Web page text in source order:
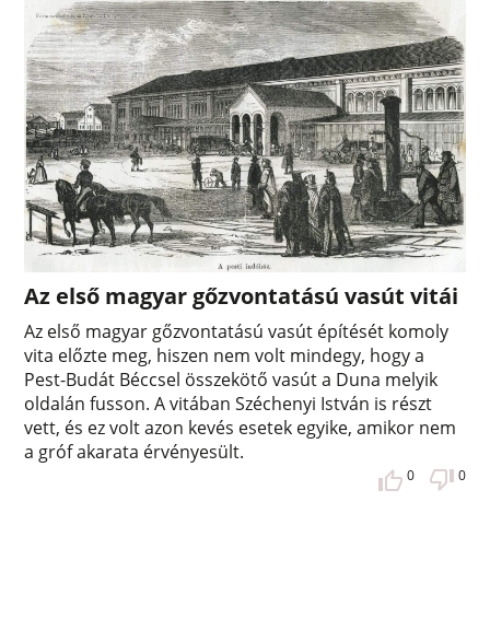
Az első magyar gőzvontatású vasút vitái
Az első magyar gőzvontatású vasút építését komoly
vita előzte meg, hiszen nem volt mindegy, hogy a
Pest-Budát Béccsel összekötő vasút a Duna melyik
oldalán fusson. A vitában Széchenyi István is részt
vett, és ez volt azon kevés esetek egyike, amikor nem
a gróf akarata érvényesült.
0 0